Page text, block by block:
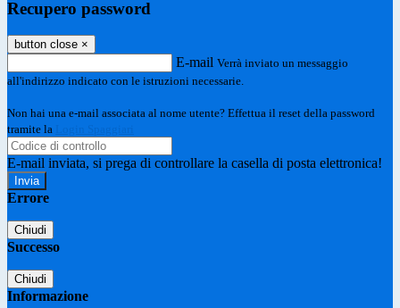
Recupero password
button close ×
E-mail Verrà inviato un messaggio
all'indirizzo indicato con le istruzioni necessarie.
Non hai una e-mail associata al nome utente? Effettua il reset della password
tramite la
Login Spaggiari
E-mail inviata, si prega di controllare la casella di posta elettronica!
Errore
Chiudi
Successo
Chiudi
Informazione